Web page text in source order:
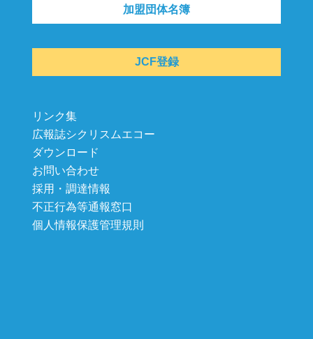
加盟団体名簿
JCF登録
リンク集
広報誌シクリスムエコー
ダウンロード
お問い合わせ
採用・調達情報
不正行為等通報窓口
個人情報保護管理規則